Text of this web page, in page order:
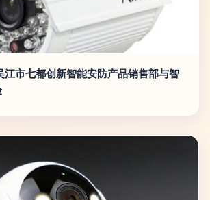
江市七都创新智能安防产品销售部与智